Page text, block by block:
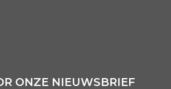
ONZE NIEUWSBRIEF